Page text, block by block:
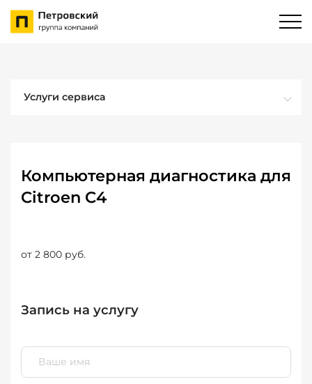
Услуги сервиса
Компьютерная диагностика для
Citroen C4
от 2 800 руб.
Запись на услугу